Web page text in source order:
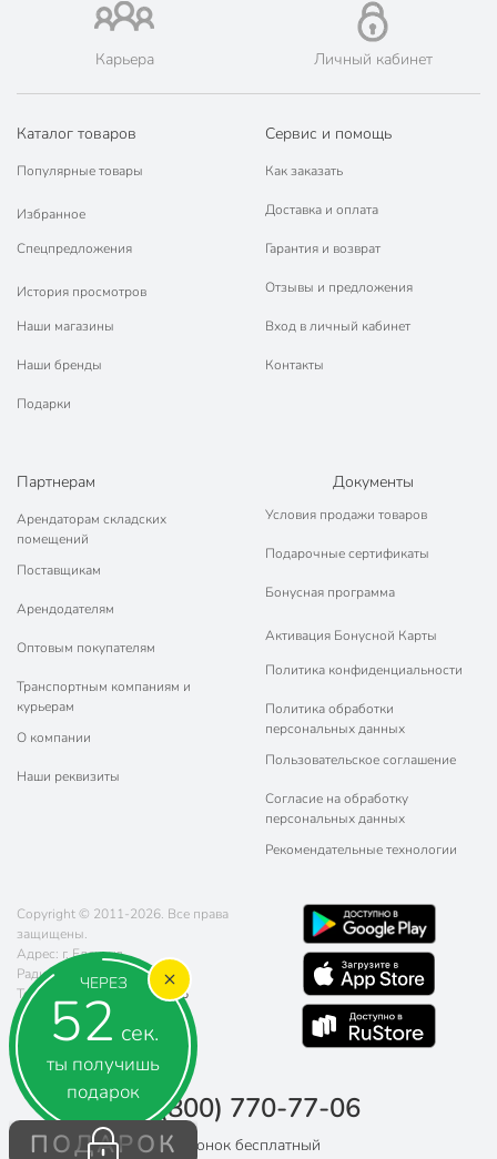
ЧЕРЕЗ
52 сек.
ты получишь
подарок
ПОДАРОК
Карьера Личный кабинет
Каталог товаров
Популярные товары
Избранное
Спецпредложения
История просмотров
Наши магазины
Наши бренды
Подарки
Сервис и помощь
Как заказать
Доставка и оплата
Гарантия и возврат
Отзывы и предложения
Вход в личный кабинет
Контакты
Партнерам
Арендаторам складских
помещений
Поставщикам
Арендодателям
Оптовым покупателям
Транспортным компаниям и
курьерам
О компании
Наши реквизиты
Документы
Условия продажи товаров
Подарочные сертификаты
Бонусная программа
Активация Бонусной Карты
Политика конфиденциальности
Политика обработки
персональных данных
Пользовательское соглашение
Согласие на обработку
персональных данных
Рекомендательные технологии
Copyright © 2011-2026. Все права
защищены.
Адрес: г. Елец, ул.
Радиотехническая, д. 5
Телефон:
8 (800) 770-77-06
Почта:sales@poryadok.ru
8 (800) 770-77-06
Звонок бесплатный